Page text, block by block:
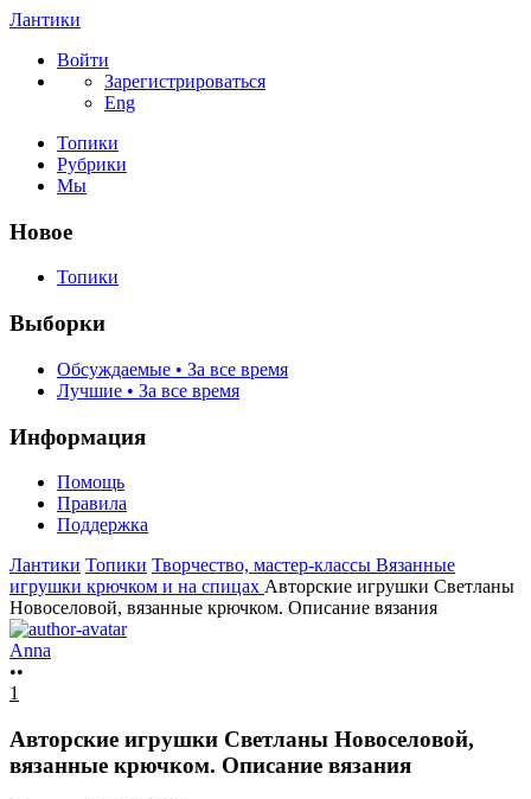
Лантики
Войти
Зарегистрироваться
Eng
Топики
Рубрики
Мы
Новое
Топики
Выборки
Обсуждаемые • За все время
Лучшие • За все время
Информация
Помощь
Правила
Поддержка
Лантики Топики Творчество, мастер-классы Вязанные
игрушки крючком и на спицах Авторские игрушки Светланы
Новоселовой, вязанные крючком. Описание вязания
Anna
••
1
Авторские игрушки Светланы Новоселовой,
вязанные крючком. Описание вязания